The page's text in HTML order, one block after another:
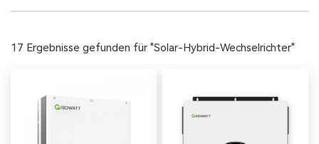
17 Ergebnisse gefunden für "Solar-Hybrid-Wechselrichter"